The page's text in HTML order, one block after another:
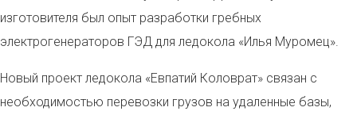
изготовителя был опыт разработки гребных
электрогенераторов ГЭД для ледокола «Илья Муромец».
Новый проект ледокола «Евпатий Коловрат» связан с
необходимостью перевозки грузов на удаленные базы,